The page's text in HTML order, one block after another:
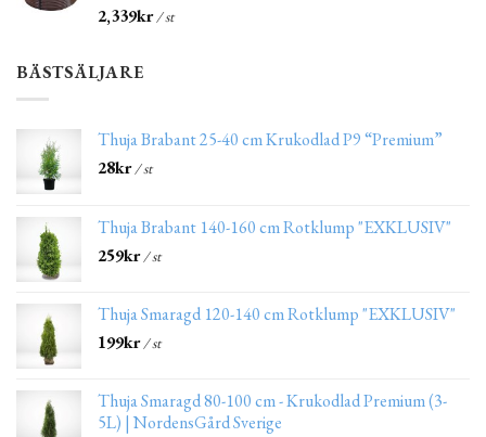
2,339kr/ st
BÄSTSÄLJARE
Thuja Brabant 25-40 cm Krukodlad P9 “Premium”
28kr/ st
Thuja Brabant 140-160 cm Rotklump "EXKLUSIV"
259kr/ st
Thuja Smaragd 120-140 cm Rotklump "EXKLUSIV"
199kr/ st
Thuja Smaragd 80-100 cm - Krukodlad Premium (3-
5L) | NordensGård Sverige